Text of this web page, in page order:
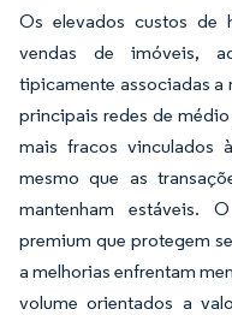
Os elevados custos de
vendas de imóveis,
tipicamente associadas a
principais redes de
mais fracos vinculados
mesmo que as
mantenham estáveis.
premium que protegem
a melhorias enfrentam
volume orientados a